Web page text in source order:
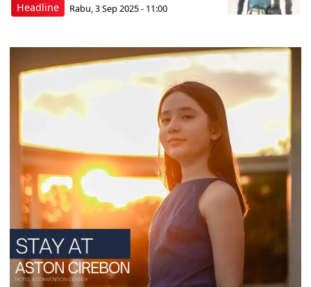
Headline Rabu, 3 Sep 2025 - 11:00